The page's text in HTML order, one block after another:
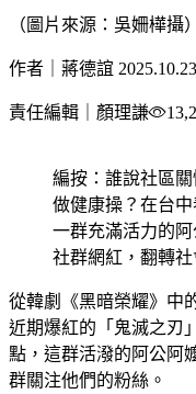
（圖片來源：吳姍樺攝）
作者｜蔣德誼 2025.10.23
責任編輯｜顏理謙
編按：誰說社區
做健康操？在台
一群充滿活力的
社群網紅，翻轉社
從韓劇《黑暗榮耀》中
近期爆紅的「鬼滅之刃
點，這群活潑的阿公阿
群關注他們的粉絲。